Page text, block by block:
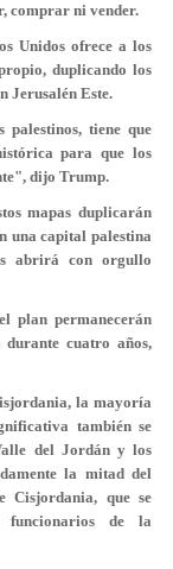
comprar ni vender.
Unidos ofrece a los
, duplicando los
Jerusalén Este.
palestinos, tiene que
para que los
dijo Trump.
mapas duplicarán
una capital palestina
abrirá con orgullo
plan permanecerán
durante cuatro años,
la mayoría
también se
del Jordán y los
la mitad del
Cisjordania, que se
de la